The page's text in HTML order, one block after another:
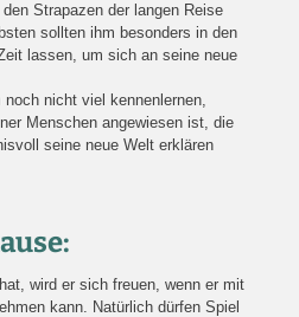
Strapazen der langen Reise
sollten ihm besonders in den
lassen, um sich an seine neue
nicht viel kennenlernen,
Menschen angewiesen ist, die
seine neue Welt erklären
wird er sich freuen, wenn er mit
kann. Natürlich dürfen Spiel